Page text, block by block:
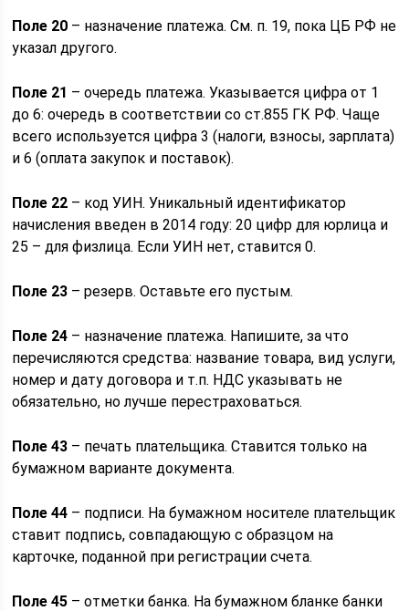
Поле 20 – назначение платежа. См. п. 19, пока ЦБ РФ не
указал другого.
Поле 21 – очередь платежа. Указывается цифра от 1
до 6: очередь в соответствии со ст.855 ГК РФ. Чаще
всего используется цифра 3 (налоги, взносы, зарплата)
и 6 (оплата закупок и поставок).
Поле 22 – код УИН. Уникальный идентификатор
начисления введен в 2014 году: 20 цифр для юрлица и
25 – для физлица. Если УИН нет, ставится 0.
Поле 23 – резерв. Оставьте его пустым.
Поле 24 – назначение платежа. Напишите, за что
перечисляются средства: название товара, вид услуги,
номер и дату договора и т.п. НДС указывать не
обязательно, но лучше перестраховаться.
Поле 43 – печать плательщика. Ставится только на
бумажном варианте документа.
Поле 44 – подписи. На бумажном носителе плательщик
ставит подпись, совпадающую с образцом на
карточке, поданной при регистрации счета.
Поле 45 – отметки банка. На бумажном бланке банки